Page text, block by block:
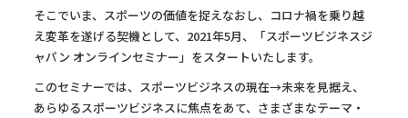
そこでいま、スポーツの価値を捉えなおし、コロナ禍を乗り越
え変革を遂げる契機として、 2021年5月、「スポーツビジネスジ
ャパン オンラインセミナー」をスタートいたします。
このセミナーでは、スポーツビジネスの現在→未来を見据え、
あらゆるスポーツビジネスに焦点をあて、さまざまなテーマ・